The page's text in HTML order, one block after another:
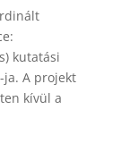
kutatási
A projekt
kívül a